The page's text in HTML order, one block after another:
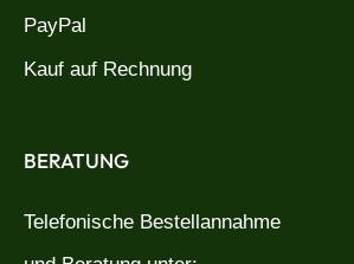
PayPal
Kauf auf Rechnung
BERATUNG
Telefonische Bestellannahme